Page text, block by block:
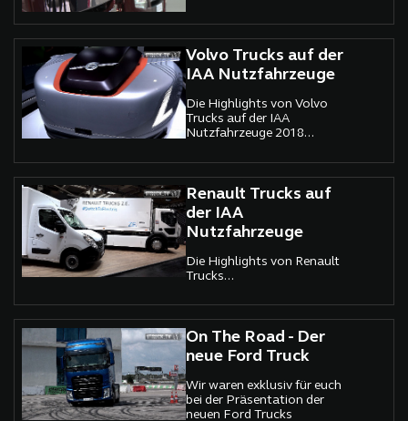
Volvo Trucks auf der
IAA Nutzfahrzeuge
Die Highlights von Volvo
Trucks auf der IAA
Nutzfahrzeuge 2018...
Renault Trucks auf
der IAA
Nutzfahrzeuge
Die Highlights von Renault
Trucks...
On The Road - Der
neue Ford Truck
Wir waren exklusiv für euch
bei der Präsentation der
neuen Ford Trucks